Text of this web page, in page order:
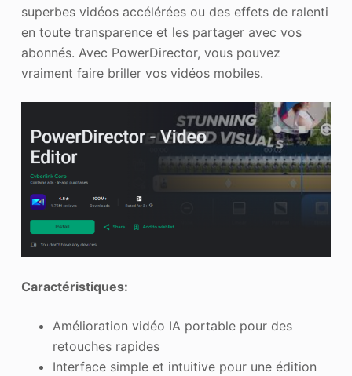
superbes vidéos accélérées ou des effets de ralenti
en toute transparence et les partager avec vos
abonnés. Avec PowerDirector, vous pouvez
vraiment faire briller vos vidéos mobiles.
Caractéristiques:
Amélioration vidéo IA portable pour des
retouches rapides
Interface simple et intuitive pour une édition